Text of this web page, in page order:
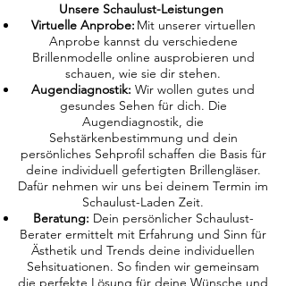
Unsere Schaulust-Leistungen
Virtuelle Anprobe: Mit unserer virtuellen
Anprobe kannst du verschiedene
Brillenmodelle online ausprobieren und
schauen, wie sie dir stehen.
Augendiagnostik: Wir wollen gutes und
gesundes Sehen für dich. Die
Augendiagnostik, die
Sehstärkenbestimmung und dein
persönliches Sehprofil schaffen die Basis für
deine individuell gefertigten Brillengläser.
Dafür nehmen wir uns bei deinem Termin im
Schaulust-Laden Zeit.
Beratung: Dein persönlicher Schaulust-
Berater ermittelt mit Erfahrung und Sinn für
Ästhetik und Trends deine individuellen
Sehsituationen. So finden wir gemeinsam
die perfekte Lösung für deine Wünsche und